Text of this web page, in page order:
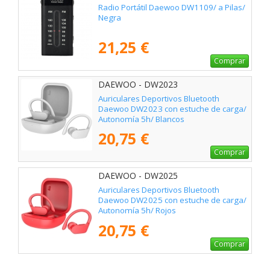
Radio Portátil Daewoo DW1109/ a Pilas/
Negra
21,25 €
Comprar
DAEWOO - DW2023
Auriculares Deportivos Bluetooth
Daewoo DW2023 con estuche de carga/
Autonomía 5h/ Blancos
20,75 €
Comprar
DAEWOO - DW2025
Auriculares Deportivos Bluetooth
Daewoo DW2025 con estuche de carga/
Autonomía 5h/ Rojos
20,75 €
Comprar